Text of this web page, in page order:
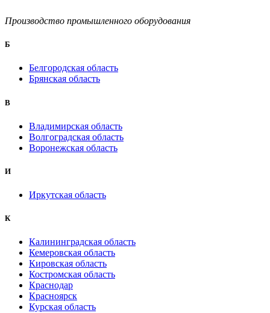
Производство промышленного оборудования
Б
Белгородская область
Брянская область
B
Владимирская область
Волгоградская область
Воронежская область
И
Иркутская область
К
Калининградская область
Кемеровская область
Кировская область
Костромская область
Краснодар
Красноярск
Курская область